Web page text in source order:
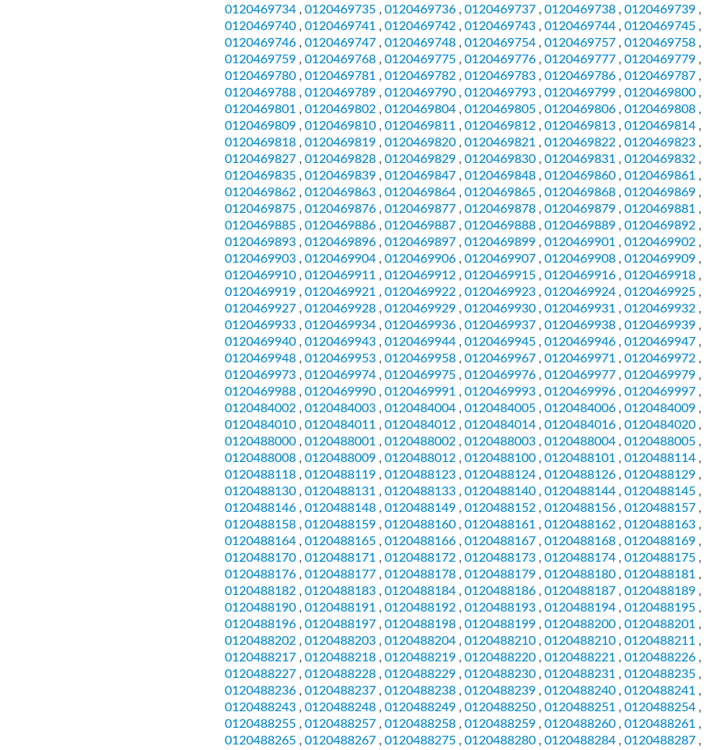
0120469734 , 0120469735 , 0120469736 , 0120469737 , 0120469738 , 0120469739 ,
0120469740 , 0120469741 , 0120469742 , 0120469743 , 0120469744 , 0120469745 ,
0120469746 , 0120469747 , 0120469748 , 0120469754 , 0120469757 , 0120469758 ,
0120469759 , 0120469768 , 0120469775 , 0120469776 , 0120469777 , 0120469779 ,
0120469780 , 0120469781 , 0120469782 , 0120469783 , 0120469786 , 0120469787 ,
0120469788 , 0120469789 , 0120469790 , 0120469793 , 0120469799 , 0120469800 ,
0120469801 , 0120469802 , 0120469804 , 0120469805 , 0120469806 , 0120469808 ,
0120469809 , 0120469810 , 0120469811 , 0120469812 , 0120469813 , 0120469814 ,
0120469818 , 0120469819 , 0120469820 , 0120469821 , 0120469822 , 0120469823 ,
0120469827 , 0120469828 , 0120469829 , 0120469830 , 0120469831 , 0120469832 ,
0120469835 , 0120469839 , 0120469847 , 0120469848 , 0120469860 , 0120469861 ,
0120469862 , 0120469863 , 0120469864 , 0120469865 , 0120469868 , 0120469869 ,
0120469875 , 0120469876 , 0120469877 , 0120469878 , 0120469879 , 0120469881 ,
0120469885 , 0120469886 , 0120469887 , 0120469888 , 0120469889 , 0120469892 ,
0120469893 , 0120469896 , 0120469897 , 0120469899 , 0120469901 , 0120469902 ,
0120469903 , 0120469904 , 0120469906 , 0120469907 , 0120469908 , 0120469909 ,
0120469910 , 0120469911 , 0120469912 , 0120469915 , 0120469916 , 0120469918 ,
0120469919 , 0120469921 , 0120469922 , 0120469923 , 0120469924 , 0120469925 ,
0120469927 , 0120469928 , 0120469929 , 0120469930 , 0120469931 , 0120469932 ,
0120469933 , 0120469934 , 0120469936 , 0120469937 , 0120469938 , 0120469939 ,
0120469940 , 0120469943 , 0120469944 , 0120469945 , 0120469946 , 0120469947 ,
0120469948 , 0120469953 , 0120469958 , 0120469967 , 0120469971 , 0120469972 ,
0120469973 , 0120469974 , 0120469975 , 0120469976 , 0120469977 , 0120469979 ,
0120469988 , 0120469990 , 0120469991 , 0120469993 , 0120469996 , 0120469997 ,
0120484002 , 0120484003 , 0120484004 , 0120484005 , 0120484006 , 0120484009 ,
0120484010 , 0120484011 , 0120484012 , 0120484014 , 0120484016 , 0120484020 ,
0120488000 , 0120488001 , 0120488002 , 0120488003 , 0120488004 , 0120488005 ,
0120488008 , 0120488009 , 0120488012 , 0120488100 , 0120488101 , 0120488114 ,
0120488118 , 0120488119 , 0120488123 , 0120488124 , 0120488126 , 0120488129 ,
0120488130 , 0120488131 , 0120488133 , 0120488140 , 0120488144 , 0120488145 ,
0120488146 , 0120488148 , 0120488149 , 0120488152 , 0120488156 , 0120488157 ,
0120488158 , 0120488159 , 0120488160 , 0120488161 , 0120488162 , 0120488163 ,
0120488164 , 0120488165 , 0120488166 , 0120488167 , 0120488168 , 0120488169 ,
0120488170 , 0120488171 , 0120488172 , 0120488173 , 0120488174 , 0120488175 ,
0120488176 , 0120488177 , 0120488178 , 0120488179 , 0120488180 , 0120488181 ,
0120488182 , 0120488183 , 0120488184 , 0120488186 , 0120488187 , 0120488189 ,
0120488190 , 0120488191 , 0120488192 , 0120488193 , 0120488194 , 0120488195 ,
0120488196 , 0120488197 , 0120488198 , 0120488199 , 0120488200 , 0120488201 ,
0120488202 , 0120488203 , 0120488204 , 0120488210 , 0120488210 , 0120488211 ,
0120488217 , 0120488218 , 0120488219 , 0120488220 , 0120488221 , 0120488226 ,
0120488227 , 0120488228 , 0120488229 , 0120488230 , 0120488231 , 0120488235 ,
0120488236 , 0120488237 , 0120488238 , 0120488239 , 0120488240 , 0120488241 ,
0120488243 , 0120488248 , 0120488249 , 0120488250 , 0120488251 , 0120488254 ,
0120488255 , 0120488257 , 0120488258 , 0120488259 , 0120488260 , 0120488261 ,
0120488265 , 0120488267 , 0120488275 , 0120488280 , 0120488284 , 0120488287 ,